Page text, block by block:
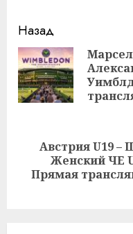
Продолжить
чтение
Назад
Следующая
запись:
Австрия U19 –
Женский ЧЕ
Прямая